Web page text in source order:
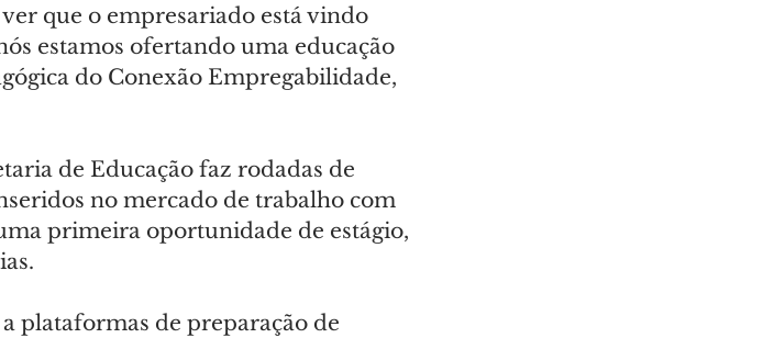
que o empresariado está vindo
estamos ofertando uma educação
do Conexão Empregabilidade,
de Educação faz rodadas de
no mercado de trabalho com
primeira oportunidade de estágio,
plataformas de preparação de